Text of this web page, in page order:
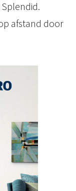
afstand door